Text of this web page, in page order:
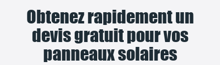
Obtenez rapidement un
devis gratuit pour vos
panneaux solaires